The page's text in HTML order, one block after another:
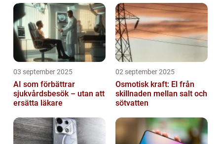
03 september 2025
AI som förbättrar
sjukvårdsbesök – utan att
ersätta läkare
02 september 2025
Osmotisk kraft: El från
skillnaden mellan salt och
sötvatten